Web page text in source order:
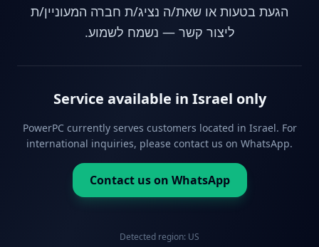
הגעת בטעות או שאת/ה נציג/ת חברה המעוניין/ת
ליצור קשר — נשמח לשמוע.
Service available in Israel only
PowerPC currently serves customers located in Israel. For
international inquiries, please contact us on WhatsApp.
Contact us on WhatsApp
Detected region: US